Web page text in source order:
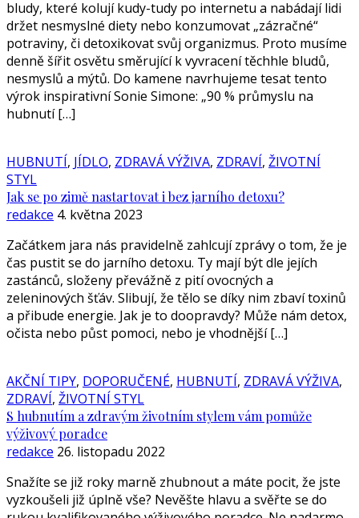
bludy, které kolují kudy-tudy po internetu a nabádají lidi
držet nesmyslné diety nebo konzumovat „zázračné“
potraviny, či detoxikovat svůj organizmus. Proto musíme
denně šířit osvětu směrující k vyvracení těchhle bludů,
nesmyslů a mýtů. Do kamene navrhujeme tesat tento
výrok inspirativní Sonie Simone: „90 % průmyslu na
hubnutí […]
HUBNUTÍ, JÍDLO, ZDRAVÁ VÝŽIVA, ZDRAVÍ, ŽIVOTNÍ
STYL
Jak se po zimě nastartovat i bez jarního detoxu?
redakce 4. května 2023
Začátkem jara nás pravidelně zahlcují zprávy o tom, že je
čas pustit se do jarního detoxu. Ty mají být dle jejích
zastánců, složeny převážně z pití ovocných a
zeleninových šťáv. Slibují, že tělo se díky nim zbaví toxinů
a přibude energie. Jak je to doopravdy? Může nám detox,
očista nebo půst pomoci, nebo je vhodnější […]
AKČNÍ TIPY, DOPORUČENÉ, HUBNUTÍ, ZDRAVÁ VÝŽIVA,
ZDRAVÍ, ŽIVOTNÍ STYL
S hubnutím a zdravým životním stylem vám pomůže
výživový poradce
redakce 26. listopadu 2022
Snažíte se již roky marně zhubnout a máte pocit, že jste
vyzkoušeli již úplně vše? Nevěšte hlavu a svěřte se do